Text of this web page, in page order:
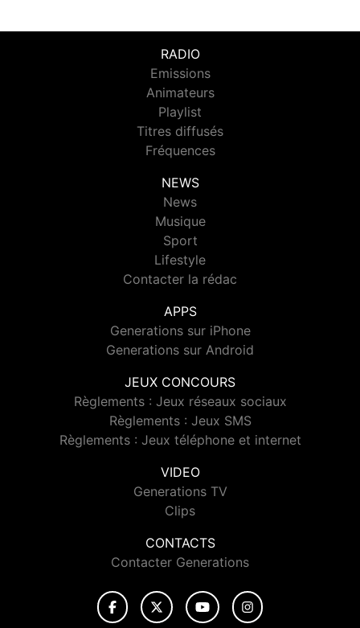
RADIO
Emissions
Animateurs
Playlist
Titres diffusés
Fréquences
NEWS
News
Musique
Sport
Lifestyle
Contacter la rédac
APPS
Generations sur iPhone
Generations sur Android
JEUX CONCOURS
Règlements : Jeux réseaux sociaux
Règlements : Jeux SMS
Règlements : Jeux téléphone et internet
VIDEO
Generations TV
Clips
CONTACTS
Contacter Generations